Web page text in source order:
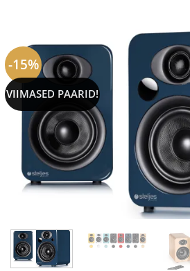
-15%
VIIMASED PAARID!